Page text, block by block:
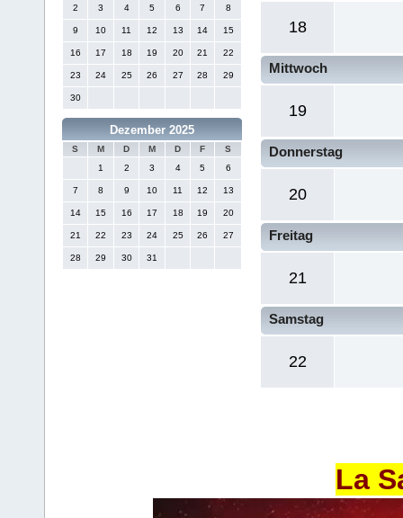
2 3 4 5 6 7 8
9 10 11 12 13 14 15
16 17 18 19 20 21 22
23 24 25 26 27 28 29
30
Dezember 2025
S M D M D F
S
1
2 3 4 5 6
7 8 9 10 11 12 13
14 15 16 17 18 19 20
21 22 23 24 25 26 27
28 29 30 31
18
Mittwoch
19
Donnerstag
20
Freitag
21
Samstag
22
La